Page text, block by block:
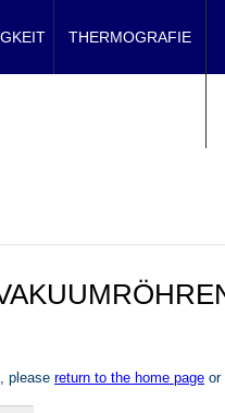
THERMOGRAFIE
please return to the home page or